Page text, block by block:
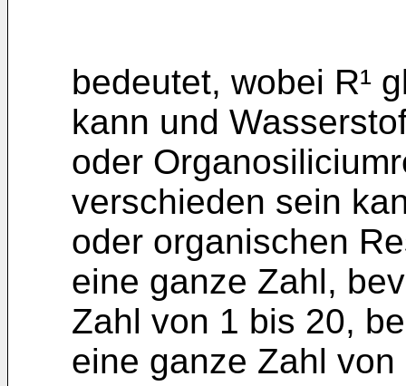
bedeutet, wobei R¹
kann und
oder
verschieden sein
oder organischen
eine ganze Zahl,
Zahl von 1 bis 20,
eine ganze Zahl